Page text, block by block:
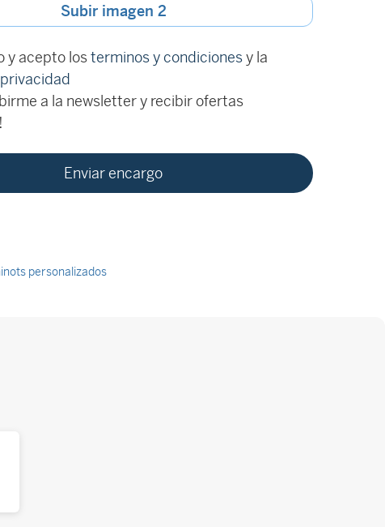
Subir imagen 2
y acepto losterminos y condicionesy la
a la newsletter y recibir ofertas
personalizados